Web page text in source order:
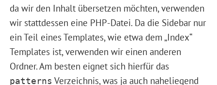
da wir den Inhalt übersetzen möchten, verwenden
wir stattdessen eine PHP-Datei. Da die Sidebar nur
ein Teil eines Templates, wie etwa dem „Index“
Templates ist, verwenden wir einen anderen
Ordner. Am besten eignet sich hierfür das
patterns Verzeichnis, was ja auch naheliegend